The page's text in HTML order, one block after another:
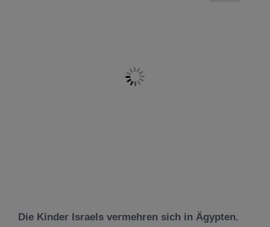
Die Kinder Israels vermehren sich in Ägypten.